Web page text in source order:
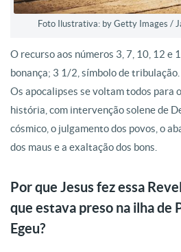
Foto Ilustrativa: by Getty Images /
O recurso aos números 3, 7, 10, 12 e
bonança; 3 1/2, símbolo de
Os apocalipses se voltam todos para
história, com intervenção solene de
cósmico, o julgamento dos povos, o
dos maus e a exaltação dos bons.
Por que Jesus fez essa
que estava preso na ilha de
Egeu?